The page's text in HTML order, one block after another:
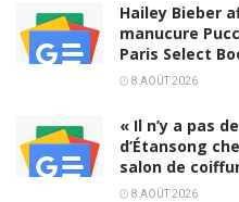
Hailey Bieber
manucure
Paris Select
8 AOÛT 2026
« Il n’y a pas
d’Étansong
salon de
8 AOÛT 2026